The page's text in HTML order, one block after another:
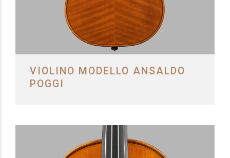
VIOLINO MODELLO ANSALDO
POGGI